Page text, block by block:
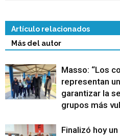
Artículo relacionados
Más del autor
Masso: “Los
representan
garantizar la
grupos más
Finalizó hoy